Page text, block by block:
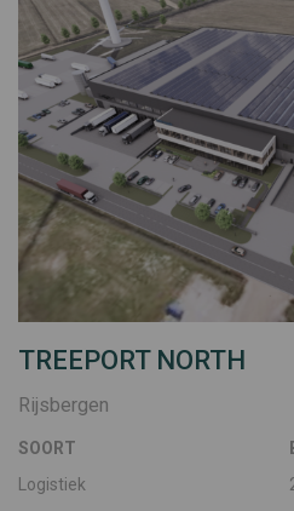
TREEPORT NORTH
Rijsbergen
SOORT
Logistiek